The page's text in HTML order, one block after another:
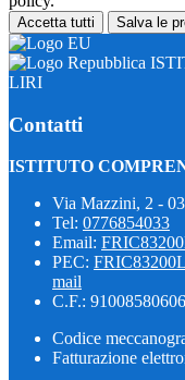
Accetta tutti Salva le
LIRI
Contatti
ISTITUTO
Via Mazzini, 2 -
Tel: 0776854033
Email:
PEC:
mail
C.F.: 91008580606
Codice
Fatturazione